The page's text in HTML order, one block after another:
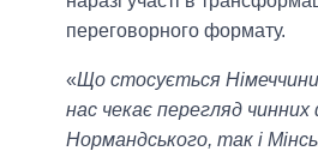
переговорного формату.
«Що стосується
нас чекає перегляд
Нормандського, так і